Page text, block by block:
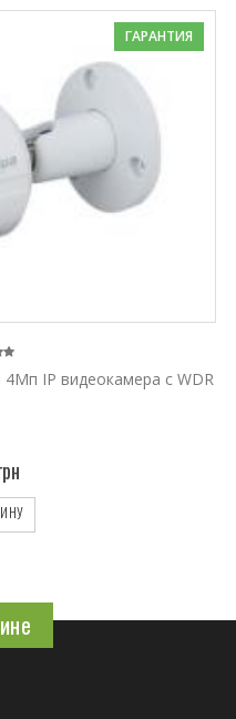
ГАРАНТИЯ
4Mп IP видеокамера с WDR